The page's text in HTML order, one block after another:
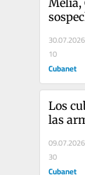
cubano
30.07.2026
10
Cubanet
Los
las
09.07.2026
30
Cubanet